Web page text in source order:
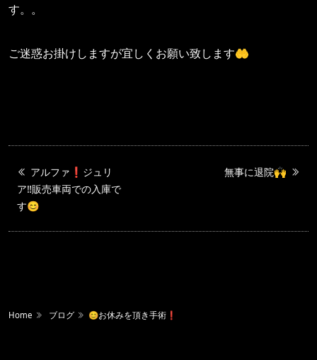
す。。
ご迷惑お掛けしますが宜しくお願い致します🤲
アルファ❗️ジュリ
ア‼️販売車両での入庫で
す😊
無事に退院🙌
Home ブログ 😊お休みを頂き手術❗️